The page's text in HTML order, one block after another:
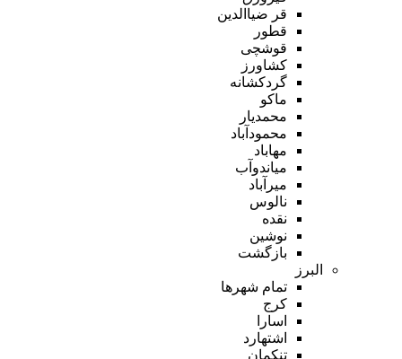
قر ضیاالدین
قطور
قوشچی
کشاورز
گردکشانه
ماکو
محمدیار
محمودآباد
مهاباد
میاندوآب
میرآباد
نالوس
نقده
نوشین
بازگشت
البرز
تمام شهر‌ها
کرج
اسارا
اشتهارد
تنکمان